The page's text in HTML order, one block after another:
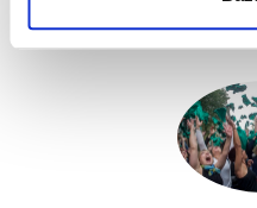
kanpainaren barruan